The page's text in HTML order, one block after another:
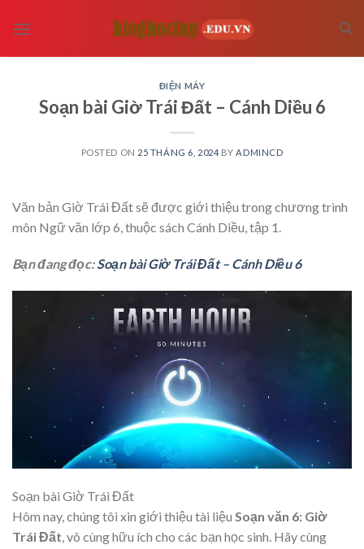
ĐIỆN MÁY
Soạn bài Giờ Trái Đất – Cánh Diều 6
POSTED ON 25 THÁNG 6, 2024 BY ADMINCD
Văn bản Giờ Trái Đất sẽ được giới thiệu trong chương trình
môn Ngữ văn lớp 6, thuộc sách Cánh Diều, tập 1.
Bạn đang đọc:Soạn bài Giờ Trái Đất – Cánh Diều 6
Soạn bài Giờ Trái Đất
Hôm nay, chúng tôi xin giới thiệu tài liệu Soạn văn 6: Giờ
Trái Đất, vô cùng hữu ích cho các bạn học sinh. Hãy cùng